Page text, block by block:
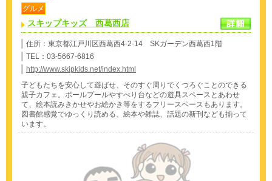
グルメ
スキップキッズ 西葛西店
住所：東京都江戸川区西葛西4-2-14 SKガーデン西葛西1階
TEL：03-5667-6816
http://www.skipkids.net/index.html
子どもたちを安心して遊ばせ、そのすぐ周りでくつろぐことのできる
親子カフェ。ボールプールやすべり台などの遊具スペースとあわせ
て、絵本読みきかせやお絵かき等をするフリースペースもあります。
図書館感覚でゆっくり読める、絵本や雑誌、話題の新刊なども揃って
います。